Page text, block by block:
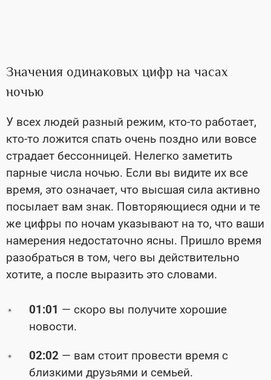
Значения одинаковых цифр на часах
ночью
У всех людей разный режим, кто-то работает,
кто-то ложится спать очень поздно или вовсе
страдает бессонницей. Нелегко заметить
парные числа ночью. Если вы видите их все
время, это означает, что высшая сила активно
посылает вам знак. Повторяющиеся одни и те
же цифры по ночам указывают на то, что ваши
намерения недостаточно ясны. Пришло время
разобраться в том, чего вы действительно
хотите, а после выразить это словами.
01:01 — скоро вы получите хорошие
новости.
02:02 — вам стоит провести время с
близкими друзьями и семьей.